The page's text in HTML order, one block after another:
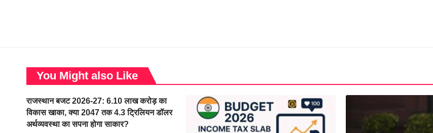
You Might also Like
राजस्थान बजट 2026-27: 6.10 लाख करोड़ का
विकास खाका, क्या 2047 तक 4.3 ट्रिलियन डॉलर
अर्थव्यवस्था का सपना होगा साकार?